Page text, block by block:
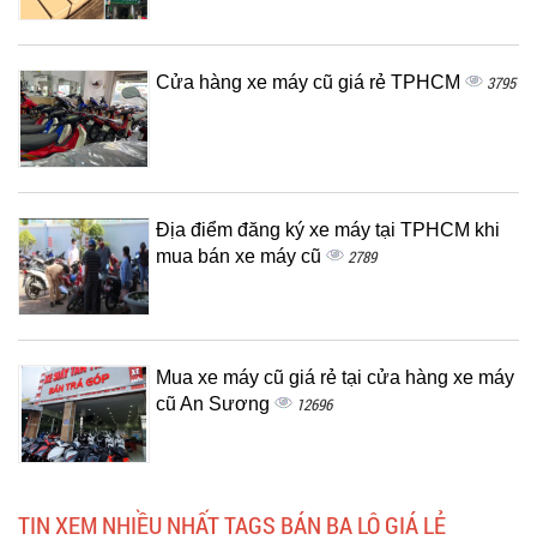
Cửa hàng xe máy cũ giá rẻ TPHCM 3795
Địa điểm đăng ký xe máy tại TPHCM khi
mua bán xe máy cũ
2789
Mua xe máy cũ giá rẻ tại cửa hàng xe máy
cũ An Sương
12696
TIN XEM NHIỀU NHẤT TAGS BÁN BA LÔ GIÁ LẺ